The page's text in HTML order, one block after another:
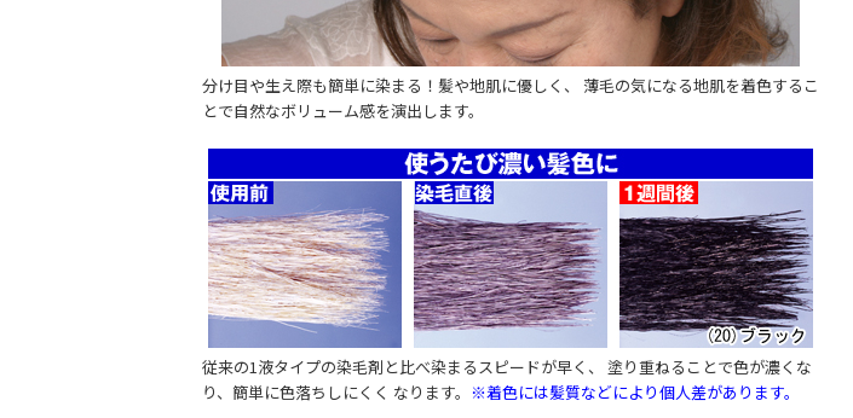
分け目や生え際も簡単に染まる！髪や地肌に優しく、 薄毛の気になる地肌を着色するこ
とで自然なボリューム感を演出します。
従来の1液タイプの染毛剤と比べ染まるスピードが早く、 塗り重ねることで色が濃くな
り、簡単に色落ちしにくく なります。 ※着色には髪質などにより個人差があります。